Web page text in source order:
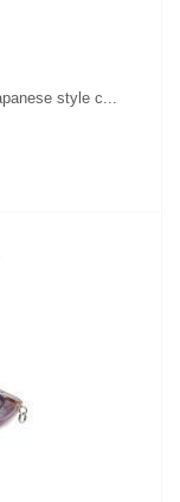
style c...